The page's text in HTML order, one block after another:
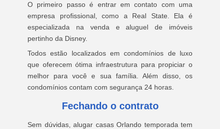
O primeiro passo é entrar em contato com uma
empresa profissional, como a Real State. Ela é
especializada na venda e aluguel de imóveis
pertinho da Disney.
Todos estão localizados em condomínios de luxo
que oferecem ótima infraestrutura para propiciar o
melhor para você e sua família. Além disso, os
condomínios contam com segurança 24 horas.
Fechando o contrato
Sem dúvidas, alugar casas Orlando temporada tem